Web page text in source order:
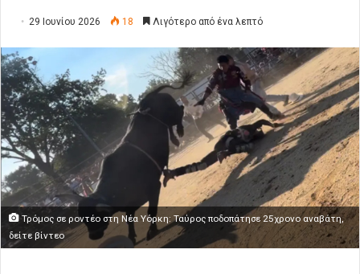
29 Ιουνίου 2026 18 Λιγότερο από ένα λεπτό
Τρόμος σε ροντέο στη Νέα Υόρκη: Ταύρος ποδοπάτησε 25χρονο αναβάτη,
δείτε βίντεο